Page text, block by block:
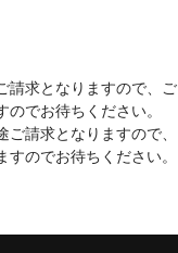
請求となりますので、ご
でお待ちください。
請求となりますので、
のでお待ちください。